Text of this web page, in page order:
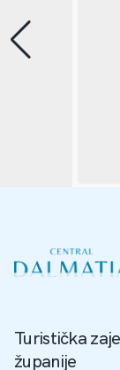
Turistička
županije